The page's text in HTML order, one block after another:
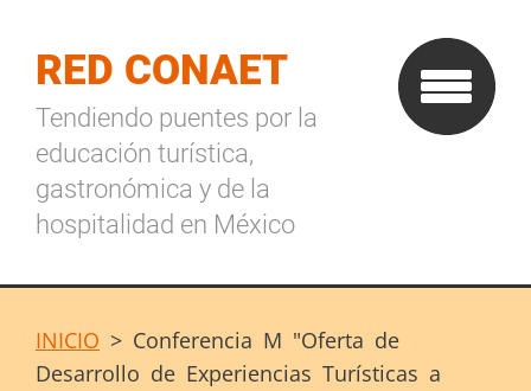
RED CONAET
Tendiendo puentes por la
educación turística,
gastronómica y de la
hospitalidad en México
INICIO > Conferencia M "Oferta de
Desarrollo de Experiencias Turísticas a